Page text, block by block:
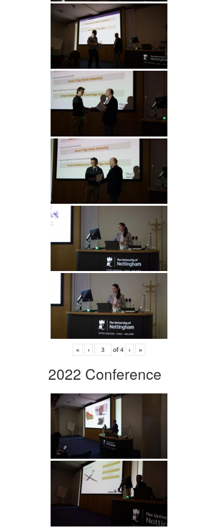
« ‹ of4 › »
2022 Conference